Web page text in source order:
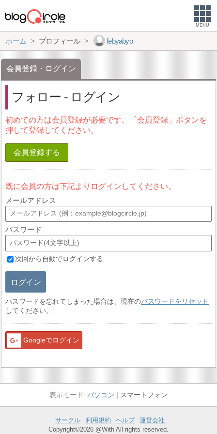
MENU
ホーム プロフィール febyabyo
会員登録・ログイン
フォロー - ログイン
初めての方は会員登録が必要です。「会員登録」ボタンを
押して登録してください。
会員登録する
既に会員の方は下記よりログインしてください。
メールアドレス
パスワード
次回から自動でログインする
ログイン
パスワードを忘れてしまった場合は、現在のパスワードをリセット
してください。
Googleでログイン
パソコン スマートフォン
サークル 利用規約 ヘルプ
運営会社
Copyright©2026 @With All rights reserved.